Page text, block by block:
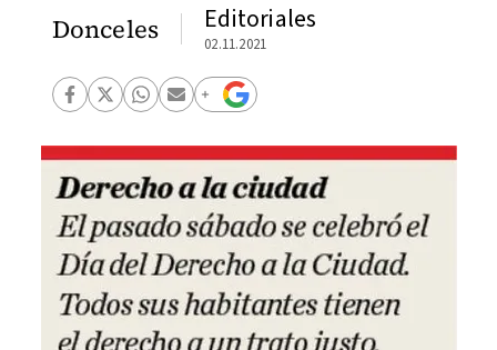
Donceles Editoriales
02.11.2021